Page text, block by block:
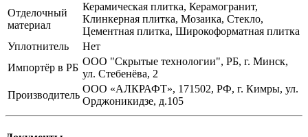
Отделочный
материал
Керамическая плитка, Керамогранит,
Клинкерная плитка, Мозаика, Стекло,
Цементная плитка, Широкоформатная плитка
Уплотнитель
Нет
Импортёр в РБ
ООО "Скрытые технологии", РБ, г. Минск,
ул. Стебенёва, 2
Производитель
ООО «АЛКРАФТ», 171502, РФ, г. Кимры, ул.
Орджоникидзе, д.105